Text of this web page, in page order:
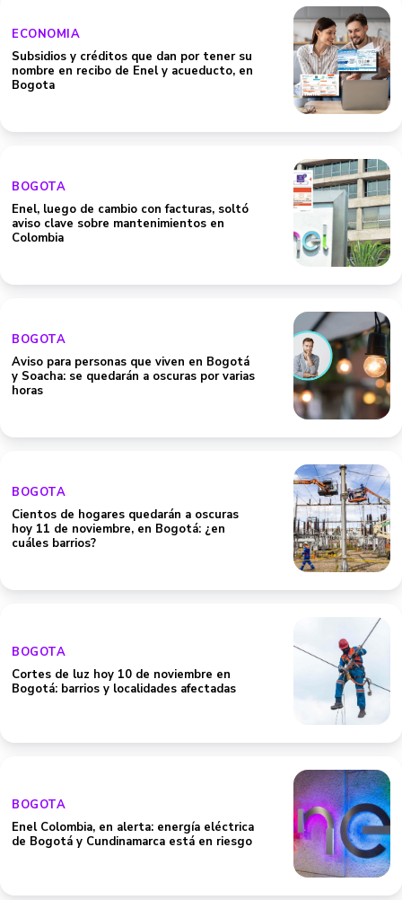
ECONOMIA
Subsidios y créditos que dan por tener su
nombre en recibo de Enel y acueducto, en
Bogota
BOGOTA
Enel, luego de cambio con facturas, soltó
aviso clave sobre mantenimientos en
Colombia
BOGOTA
Aviso para personas que viven en Bogotá
y Soacha: se quedarán a oscuras por varias
horas
BOGOTA
Cientos de hogares quedarán a oscuras
hoy 11 de noviembre, en Bogotá: ¿en
cuáles barrios?
BOGOTA
Cortes de luz hoy 10 de noviembre en
Bogotá: barrios y localidades afectadas
BOGOTA
Enel Colombia, en alerta: energía eléctrica
de Bogotá y Cundinamarca está en riesgo